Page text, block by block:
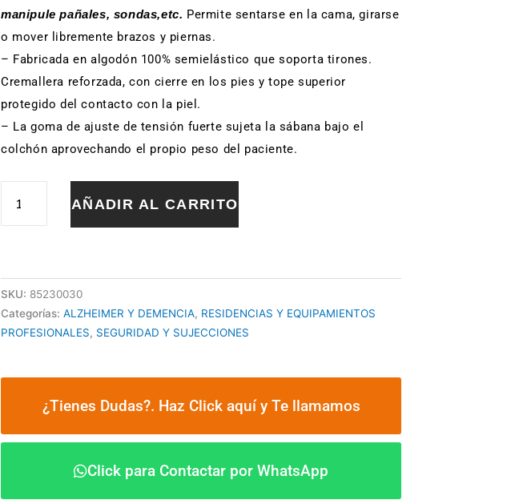
manipule pañales, sondas,etc. Permite sentarse en la cama, girarse
o mover libremente brazos y piernas.
– Fabricada en algodón 100% semielástico que soporta tirones.
Cremallera reforzada, con cierre en los pies y tope superior
protegido del contacto con la piel.
– La goma de ajuste de tensión fuerte sujeta la sábana bajo el
colchón aprovechando el propio peso del paciente.
SUJECION
CAMA
AÑADIR AL CARRITO
SKU: 85230030
Categorías: ALZHEIMER Y DEMENCIA, RESIDENCIAS Y EQUIPAMIENTOS
PROFESIONALES, SEGURIDAD Y SUJECCIONES
¿Tienes Dudas?. Haz Click aquí y Te llamamos
Click para Contactar por WhatsApp